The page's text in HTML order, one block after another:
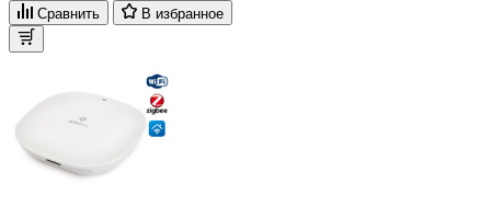
Сравнить В избранное